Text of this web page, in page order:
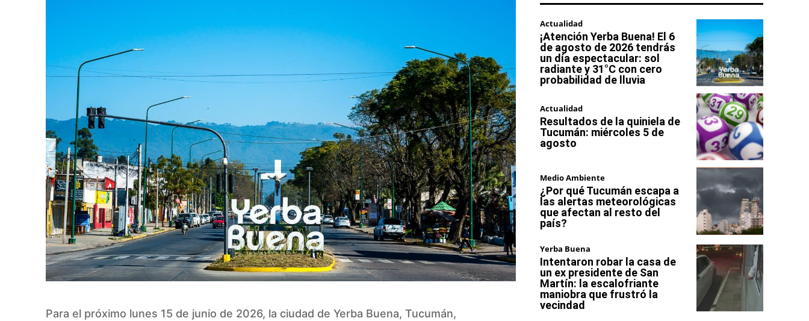
Para el próximo lunes 15 de junio de 2026, la ciudad de Yerba Buena, Tucumán,
Actualidad
¡Atención Yerba Buena! El 6
de agosto de 2026 tendrás
un día espectacular: sol
radiante y 31°C con cero
probabilidad de lluvia
Actualidad
Resultados de la quiniela de
Tucumán: miércoles 5 de
agosto
Medio Ambiente
¿Por qué Tucumán escapa a
las alertas meteorológicas
que afectan al resto del
país?
Yerba Buena
Intentaron robar la casa de
un ex presidente de San
Martín: la escalofriante
maniobra que frustró la
vecindad